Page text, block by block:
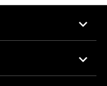

